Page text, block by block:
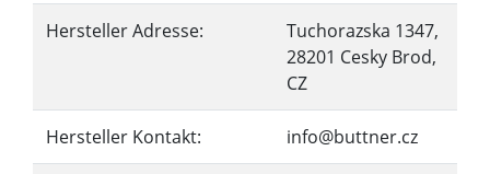
Hersteller Adresse:
Tuchorazska 1347,
28201 Cesky Brod,
CZ
Hersteller Kontakt: info@buttner.cz